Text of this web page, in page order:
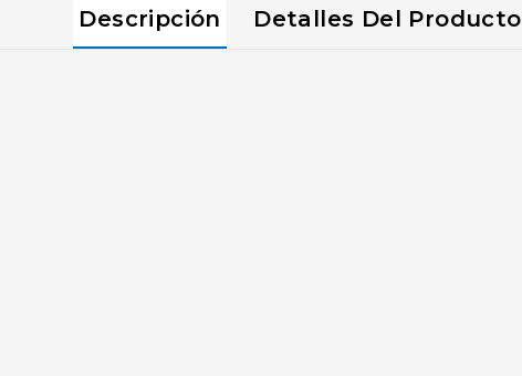
Descripción Detalles Del Producto